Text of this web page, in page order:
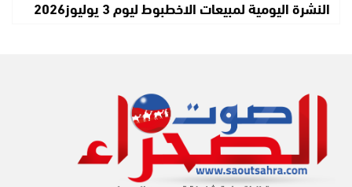
النشرة اليومية لمبيعات الاخطبوط ليوم 3 يوليوز2026